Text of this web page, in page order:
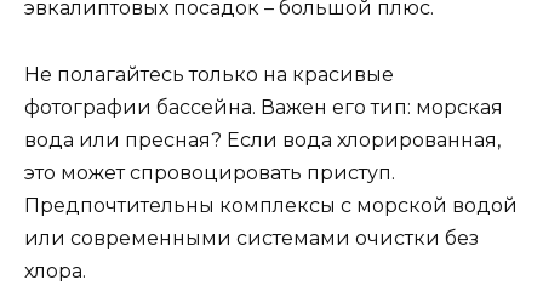
эвкалиптовых посадок – большой плюс.
Не полагайтесь только на красивые
фотографии бассейна. Важен его тип: морская
вода или пресная? Если вода хлорированная,
это может спровоцировать приступ.
Предпочтительны комплексы с морской водой
или современными системами очистки без
хлора.